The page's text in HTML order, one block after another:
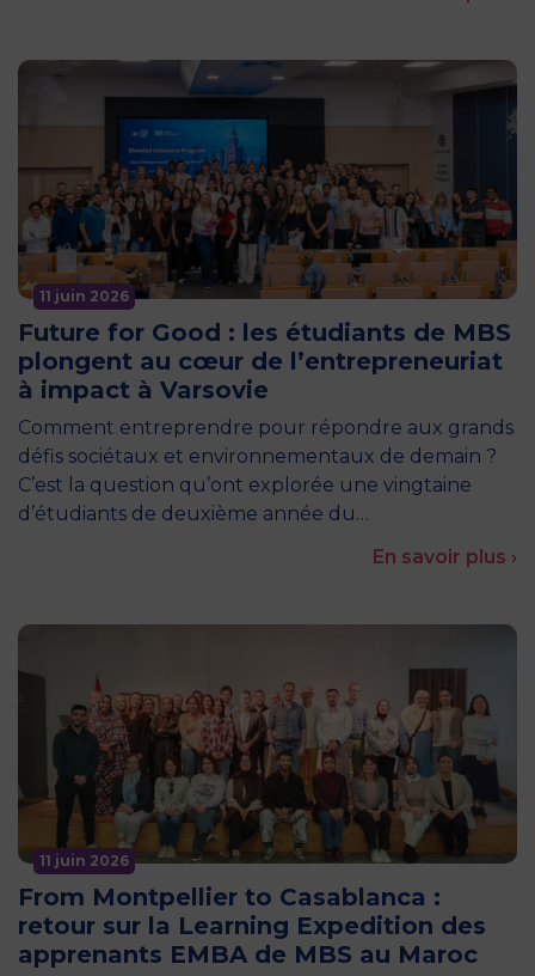
11 juin 2026
Future for Good : les étudiants de MBS
plongent au cœur de l’entrepreneuriat
à impact à Varsovie
Comment entreprendre pour répondre aux grands
défis sociétaux et environnementaux de demain ?
C’est la question qu’ont explorée une vingtaine
d’étudiants de deuxième année du…
En savoir plus ›
11 juin 2026
From Montpellier to Casablanca :
retour sur la Learning Expedition des
apprenants EMBA de MBS au Maroc